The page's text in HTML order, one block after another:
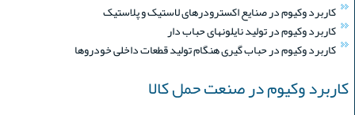
کاربرد وکیوم در صنایع اکسترودرهای لاستیک و پلاستیک
کاربرد وکیوم در تولید نایلونهای حباب دار
کاربرد وکیوم در حباب گیری هنگام تولید قطعات داخلی خودروها
کاربرد وکیوم در صنعت حمل کالا